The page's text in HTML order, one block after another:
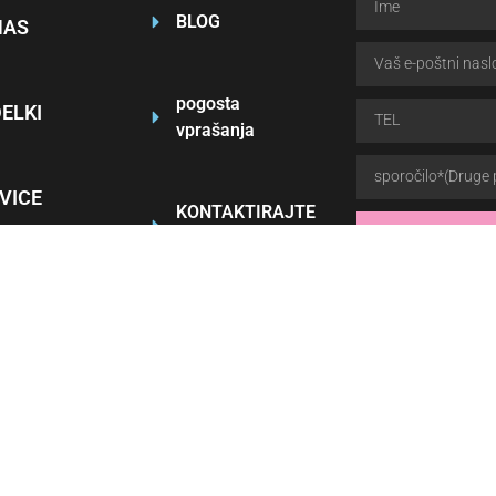
BLOG
pogosta
vprašanja
KONTAKTIRAJTE